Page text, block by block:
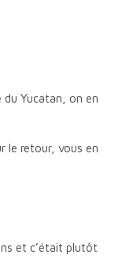
du Yucatan, on en
le retour, vous en
et c’était plutôt